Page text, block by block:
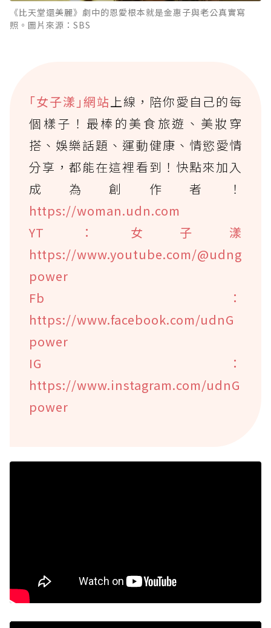
《比天堂還美麗》劇中的恩愛根本就是金惠子與老公真實寫
照。圖片來源：SBS
｢女子漾｣網站上線，陪你愛自己的每
個樣子！最棒的美食旅遊、美妝穿
搭、娛樂話題、運動健康、情慾愛情
分享，都能在這裡看到！快點來加入
成為創作者！
https://woman.udn.com
YT：女子漾
https://www.youtube.com/@udng
power
Fb：
https://www.facebook.com/udnG
power
IG：
https://www.instagram.com/udnG
power